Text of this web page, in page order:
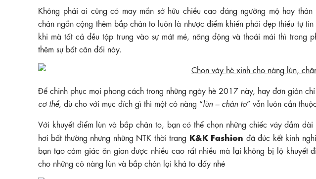
Không phải ai cũng có may mắn sở hữu chiều cao đáng ngưỡng mộ hay
chân ngắn cộng thêm bắp chân to luôn là nhược điểm khiến phái đẹp thiếu tự
khi mà tất cả đều tập trung vào sự mát mẻ, năng động và thoải mái thì trang
thêm sự bất cân đối này.
Để chinh phục mọi phong cách trong những ngày hè 2017 này, hay đơn giản
cơ thể, dù cho với mục đích gì thì một cô nàng “lùn – chân to” vẫn luôn cần
Với khuyết điểm lùn và bắp chân to, bạn có thể chọn những chiếc váy đầm
hơi bất thường nhưng những NTK thời trang K&K Fashion đã đúc kết kinh
bạn tạo cảm giác ăn gian được nhiều cao rất nhiều mà lại không bị lộ khuyết
cho những cô nàng lùn và bắp chân lại khá to đấy nhé